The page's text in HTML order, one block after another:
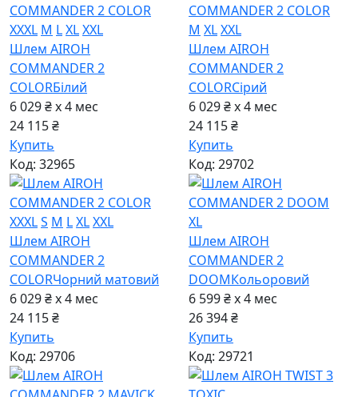
XXXL M LXLXXL
Шлем AIROH
COMMANDER 2
COLORБiлий
6 029 ₴ x 4 мес
24 115 ₴
Купить
M XLXXL
Шлем AIROH
COMMANDER 2
COLORСiрий
6 029 ₴ x 4 мес
24 115 ₴
Купить
Код: 32965
XXXLS M LXLXXL
Шлем AIROH
COMMANDER 2
COLORЧорний матовий
6 029 ₴ x 4 мес
24 115 ₴
Купить
Код: 29702
XL
Шлем AIROH
COMMANDER 2
DOOMКольоровий
6 599 ₴ x 4 мес
26 394 ₴
Купить
Код: 29706
Код: 29721